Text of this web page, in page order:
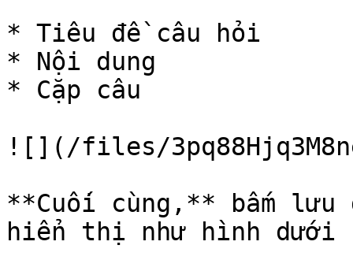
* Tiêu đề câu hỏi
* Nội dung
* Cặp câu
![](/files/
**Cuối cùng,** bấm
hiển thị như hình dưới